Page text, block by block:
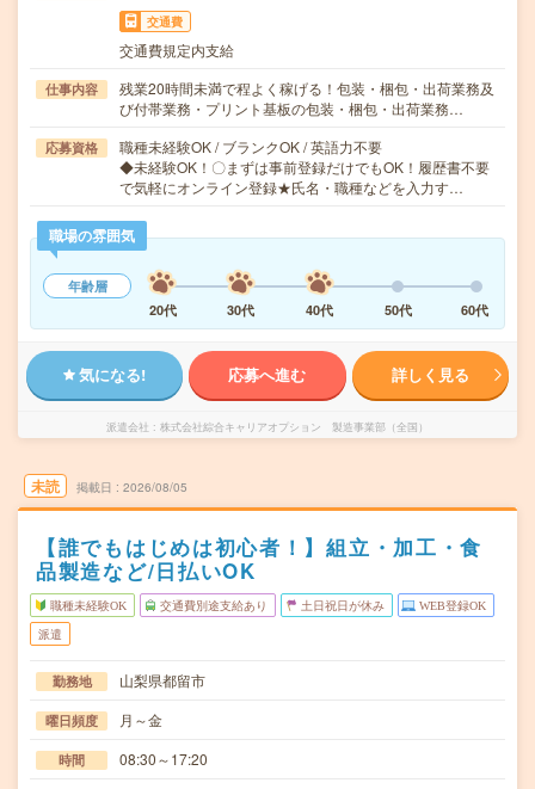
交通費
交通費規定内支給
仕事内容
残業20時間未満で程よく稼げる！包装・梱包・出荷業務及
び付帯業務・プリント基板の包装・梱包・出荷業務…
応募資格
職種未経験OK / ブランクOK / 英語力不要
◆未経験OK！〇まずは事前登録だけでもOK！履歴書不要
で気軽にオンライン登録★氏名・職種などを入力す…
職場の雰囲気
年齢層
20代
30代 40代 50代 60代
気になる! 応募へ進む 詳しく見る
派遣会社 株式会社綜合キャリアオプション 製造事業部（全国）
未読 掲載日 2026/08/05
【誰でもはじめは初心者！】組立・加工・食
品製造など/日払いOK
職種未経験OK 交通費別途支給あり 土日祝日が休み WEB登録OK
派遣
勤務地 山梨県都留市
曜日頻度 月～金
時間
08:30～17:20